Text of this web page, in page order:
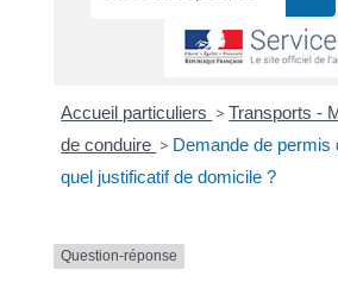
Accueil particuliers > Transports -
de conduire > Demande de permis
quel justificatif de domicile ?
Question-réponse